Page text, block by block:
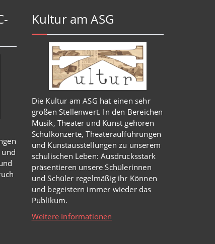
Kultur am ASG
Die Kultur am ASG hat einen sehr
großen Stellenwert. In den Bereichen
Musik, Theater und Kunst gehören
Schulkonzerte, Theateraufführungen
und Kunstausstellungen zu unserem
schulischen Leben: Ausdrucksstark
präsentieren unsere Schülerinnen
und Schüler regelmäßig ihr Können
und begeistern immer wieder das
Publikum.
Weitere Informationen